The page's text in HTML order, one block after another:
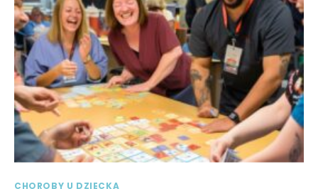
CHOROBY U DZIECKA